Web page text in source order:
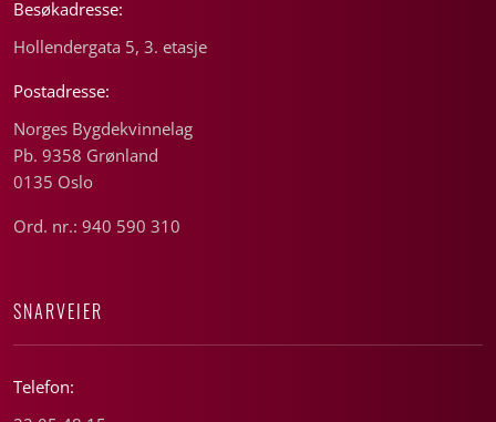
Besøkadresse:
Hollendergata 5, 3. etasje
Postadresse:
Norges Bygdekvinnelag
Pb. 9358 Grønland
0135 Oslo
Ord. nr.: 940 590 310
SNARVEIER
Telefon: